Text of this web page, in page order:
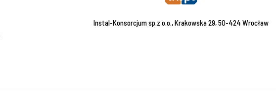
Instal-Konsorcjum sp.z o.o., Krakowska 29, 50-424 Wrocław